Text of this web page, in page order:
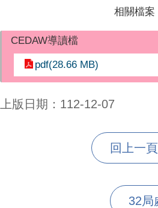
相關檔案
CEDAW導讀檔
pdf(28.66 MB)
上版日期：112-12-07
回上一頁
32局